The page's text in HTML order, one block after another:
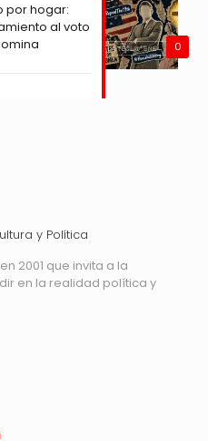
0
por hogar:
al voto
y Política
2001 que invita a la
en la realidad política y